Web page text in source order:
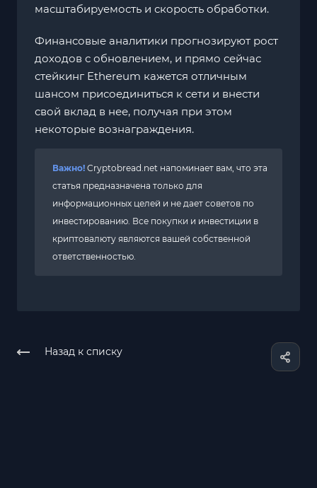
масштабируемость и скорость обработки.
Финансовые аналитики прогнозируют рост
доходов с обновлением, и прямо сейчас
стейкинг Ethereum кажется отличным
шансом присоединиться к сети и внести
свой вклад в нее, получая при этом
некоторые вознаграждения.
Важно! Cryptobread.net напоминает вам, что эта
статья предназначена только для
информационных целей и не дает советов по
инвестированию. Все покупки и инвестиции в
криптовалюту являются вашей собственной
ответственностью.
Назад к списку